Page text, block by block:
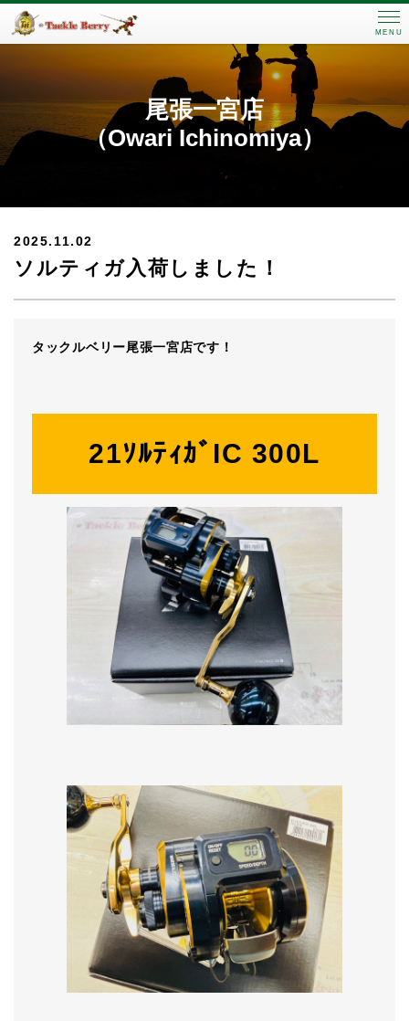
MENU
尾張一宮店
（Owari Ichinomiya）
2025.11.02
ソルティガ入荷しました！
タックルベリー尾張一宮店です！
21ｿﾙﾃｨｶﾞIC 300L